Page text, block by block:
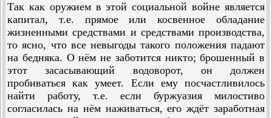
Так как оружием в этой социальной войне является
капитал, т.е. прямое или косвенное обладание
жизненными средствами и средствами производства,
то ясно, что все невыгоды такого положения падают
на бедняка. О нём не заботится никто; брошенный в
этот засасывающий водоворот, он должен
пробиваться как умеет. Если ему посчастливилось
найти работу, т.е. если буржуазия милостиво
согласилась на нём наживаться, его ждёт заработная